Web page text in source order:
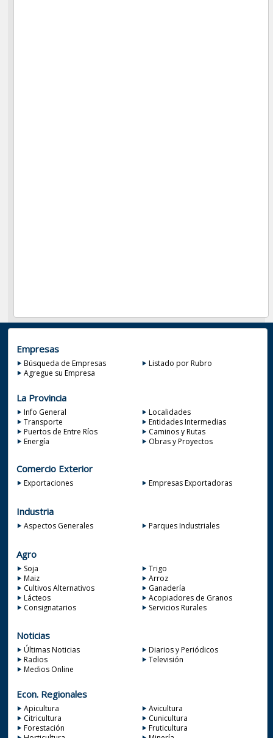
Empresas
Búsqueda de Empresas
Listado por Rubro
Agregue su Empresa
La Provincia
Info General
Localidades
Transporte
Entidades Intermedias
Puertos de Entre Ríos
Caminos y Rutas
Energía
Obras y Proyectos
Comercio Exterior
Exportaciones Empresas Exportadoras
Industria
Aspectos Generales Parques Industriales
Agro
Soja
Trigo
Maiz
Arroz
Cultivos Alternativos
Ganadería
Lácteos
Acopiadores de Granos
Consignatarios
Servicios Rurales
Noticias
Últimas Noticias
Diarios y Periódicos
Radios
Televisión
Medios Online
Econ. Regionales
Apicultura
Avicultura
Citricultura
Cunicultura
Forestación
Fruticultura